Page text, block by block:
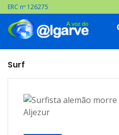
ERC nº 126275
Surf